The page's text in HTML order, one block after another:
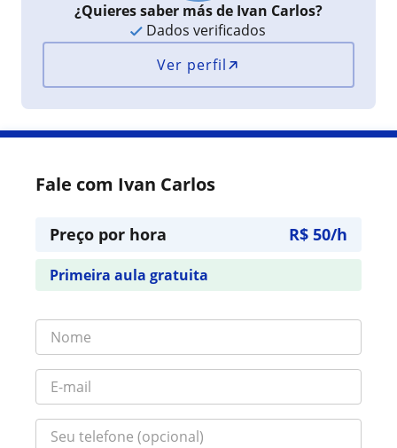
¿Quieres saber más de Ivan Carlos?
Dados verificados
Ver perfil
Fale com Ivan Carlos
Preço por hora R$ 50/h
Primeira aula gratuita